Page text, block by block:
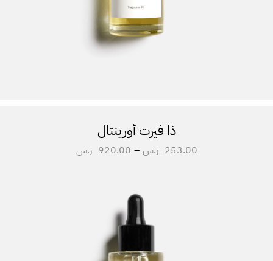
ذا فيرت أورينتال
253.00 ر.س –
920.00 ر.س